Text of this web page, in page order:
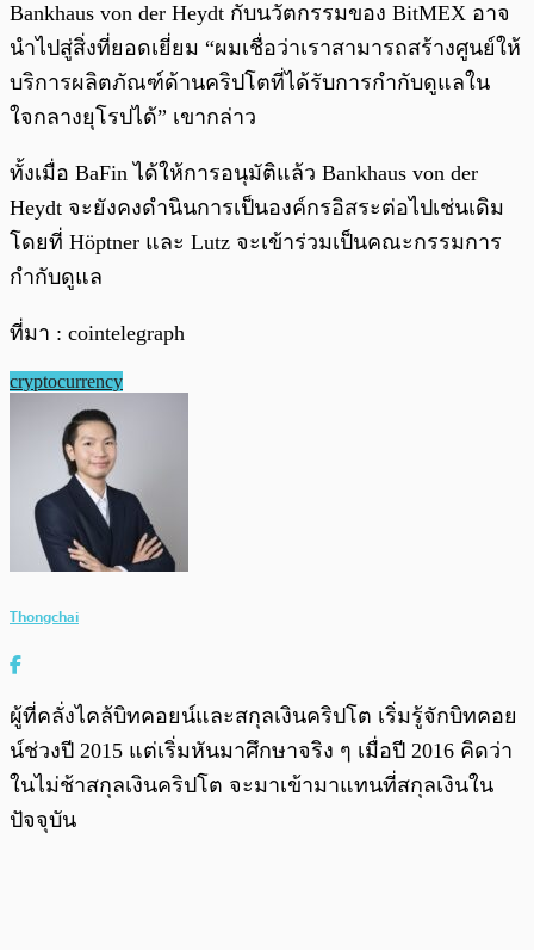
Bankhaus von der Heydt กับนวัตกรรมของ BitMEX อาจ
นำไปสู่สิ่งที่ยอดเยี่ยม “ผมเชื่อว่าเราสามารถสร้างศูนย์ให้
บริการผลิตภัณฑ์ด้านคริปโตที่ได้รับการกำกับดูแลใน
ใจกลางยุโรปได้” เขากล่าว
ทั้งเมื่อ BaFin ได้ให้การอนุมัติแล้ว Bankhaus von der
Heydt จะยังคงดำนินการเป็นองค์กรอิสระต่อไปเช่นเดิม
โดยที่ Höptner และ Lutz จะเข้าร่วมเป็นคณะกรรมการ
กำกับดูแล
ที่มา : cointelegraph
cryptocurrency
Thongchai
ผู้ที่คลั่งไคล้บิทคอยน์และสกุลเงินคริปโต เริ่มรู้จักบิทคอย
น์ช่วงปี 2015 แต่เริ่มหันมาศึกษาจริง ๆ เมื่อปี 2016 คิดว่า
ในไม่ช้าสกุลเงินคริปโต จะมาเข้ามาแทนที่สกุลเงินใน
ปัจจุบัน